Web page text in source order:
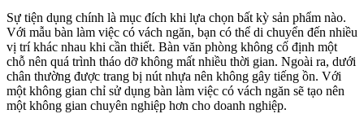
Sự tiện dụng chính là mục đích khi lựa chọn bất kỳ sản phẩm nào.
Với mẫu bàn làm việc có vách ngăn, bạn có thể di chuyển đến nhiều
vị trí khác nhau khi cần thiết. Bàn văn phòng không cố định một
chỗ nên quá trình tháo dỡ không mất nhiều thời gian. Ngoài ra, dưới
chân thường được trang bị nút nhựa nên không gây tiếng ồn. Với
một không gian chỉ sử dụng bàn làm việc có vách ngăn sẽ tạo nên
một không gian chuyên nghiệp hơn cho doanh nghiệp.